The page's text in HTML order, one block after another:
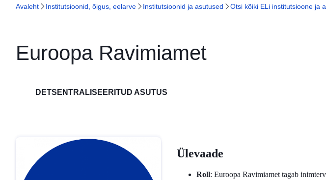
Avaleht Institutsioonid, õigus, eelarve Institutsioonid ja asutused Otsi kõiki ELi institutsioone ja
Euroopa Ravimiamet
DETSENTRALISEERITUD ASUTUS
Ülevaade
Roll: Euroopa Ravimiamet tagab